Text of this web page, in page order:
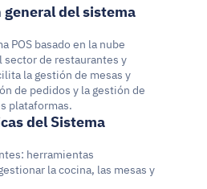
del sistema
POS basado en la nube
sector de restaurantes y
la gestión de mesas y
de pedidos y la gestión de
plataformas.
del Sistema
herramientas
la cocina, las mesas y